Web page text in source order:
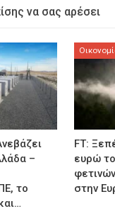
να σας αρέσει
–
το
FT:
ευρώ
στην